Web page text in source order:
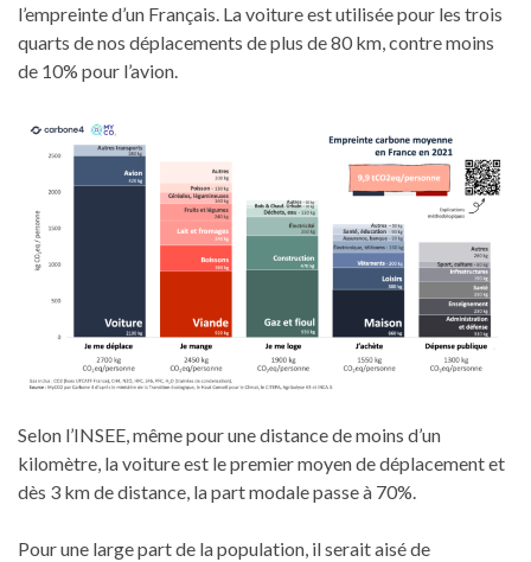
l’empreinte d’un Français. La voiture est utilisée pour les trois
quarts de nos déplacements de plus de 80 km, contre moins
de 10% pour l’avion.
Selon l’INSEE, même pour une distance de moins d’un
kilomètre, la voiture est le premier moyen de déplacement et
dès 3 km de distance, la part modale passe à 70%.
Pour une large part de la population, il serait aisé de